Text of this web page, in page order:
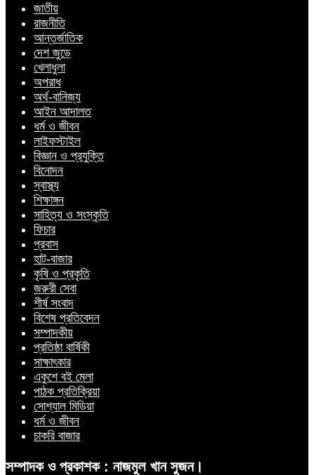
জাতীয়
রাজনীতি
আন্তর্জাতিক
দেশ জুড়ে
খেলাধুলা
অপরাধ
অর্থ-বানিজ্য
আইন আদালত
ধর্ম ও জীবন
লাইফস্টাইল
বিজ্ঞান ও প্রযুক্তি
বিনোদন
স্বাস্থ্য
শিক্ষাঙ্গন
সাহিত্য ও সংস্কৃতি
ফিচার
প্রবাস
হাট-বাজার
কৃষি ও প্রকৃতি
জরুরী সেবা
শীর্ষ সংবাদ
বিশেষ প্রতিবেদন
সম্পাদকীয়
প্রতিষ্ঠা বার্ষিকী
সাক্ষাৎকার
একুশে বই মেলা
পাঠক প্রতিক্রিয়া
সোশ্যাল মিডিয়া
ধর্ম ও জীবন
চাকরি বাজার
সম্পাদক ও প্রকাশক : নাজমুল খান সুজন।